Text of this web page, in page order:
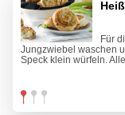
Für
Jungzwiebel waschen
Speck klein würfeln.